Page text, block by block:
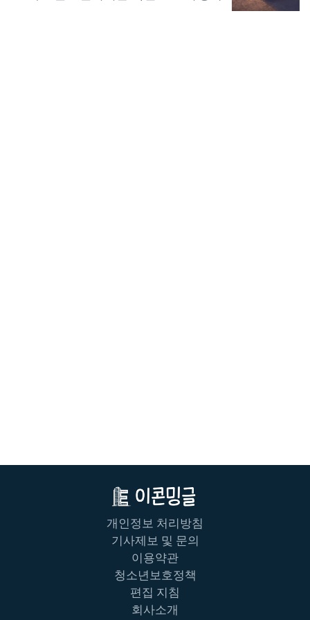
개인정보 처리방침
기사제보 및 문의
이용약관
청소년보호정책
편집 지침
회사소개